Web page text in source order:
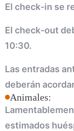
El check-in se
El check-out
10:30.
Las entradas
deberán
Animales:
estimados